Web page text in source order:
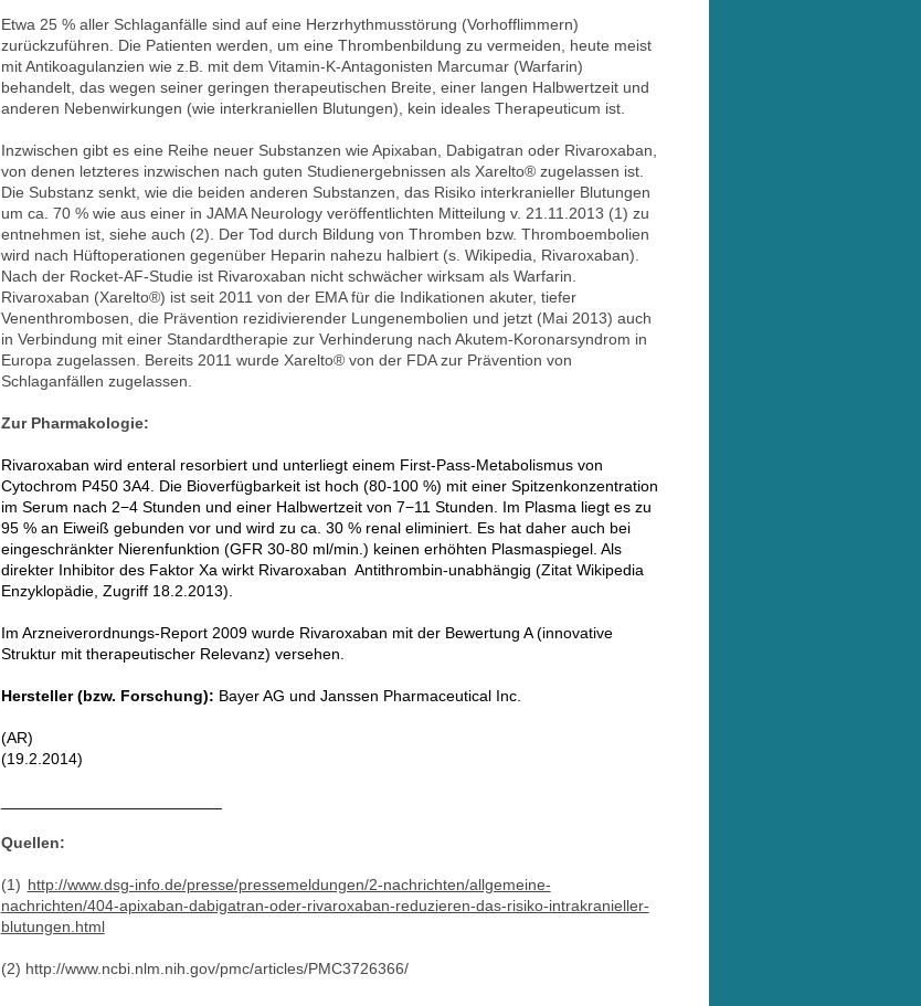
Etwa 25 % aller Schlaganfälle sind auf eine Herzrhythmusstörung (Vorhofflimmern)
zurückzuführen. Die Patienten werden, um eine Thrombenbildung zu vermeiden, heute meist
mit Antikoagulanzien wie z.B. mit dem Vitamin-K-Antagonisten Marcumar (Warfarin)
behandelt, das wegen seiner geringen therapeutischen Breite, einer langen Halbwertzeit und
anderen Nebenwirkungen (wie interkraniellen Blutungen), kein ideales Therapeuticum ist.
Inzwischen gibt es eine Reihe neuer Substanzen wie Apixaban, Dabigatran oder Rivaroxaban,
von denen letzteres inzwischen nach guten Studienergebnissen als Xarelto® zugelassen ist.
Die Substanz senkt, wie die beiden anderen Substanzen, das Risiko interkranieller Blutungen
um ca. 70 % wie aus einer in JAMA Neurology veröffentlichten Mitteilung v. 21.11.2013 (1) zu
entnehmen ist, siehe auch (2). Der Tod durch Bildung von Thromben bzw. Thromboembolien
wird nach Hüftoperationen gegenüber Heparin nahezu halbiert (s. Wikipedia, Rivaroxaban).
Nach der Rocket-AF-Studie ist Rivaroxaban nicht schwächer wirksam als Warfarin.
Rivaroxaban (Xarelto®) ist seit 2011 von der EMA für die Indikationen akuter, tiefer
Venenthrombosen, die Prävention rezidivierender Lungenembolien und jetzt (Mai 2013) auch
in Verbindung mit einer Standardtherapie zur Verhinderung nach Akutem-Koronarsyndrom in
Europa zugelassen. Bereits 2011 wurde Xarelto® von der FDA zur Prävention von
Schlaganfällen zugelassen.
Zur Pharmakologie:
Rivaroxaban wird enteral resorbiert und unterliegt einem First-Pass-Metabolismus von
Cytochrom P450 3A4. Die Bioverfügbarkeit ist hoch (80-100 %) mit einer Spitzenkonzentration
im Serum nach 2−4 Stunden und einer Halbwertzeit von 7−11 Stunden. Im Plasma liegt es zu
95 % an Eiweiß gebunden vor und wird zu ca. 30 % renal eliminiert. Es hat daher auch bei
eingeschränkter Nierenfunktion (GFR 30-80 ml/min.) keinen erhöhten Plasmaspiegel. Als
direkter Inhibitor des Faktor Xa wirkt Rivaroxaban Antithrombin-unabhängig (Zitat Wikipedia
Enzyklopädie, Zugriff 18.2.2013).
Im Arzneiverordnungs-Report 2009 wurde Rivaroxaban mit der Bewertung A (innovative
Struktur mit therapeutischer Relevanz) versehen.
Hersteller (bzw. Forschung): Bayer AG und Janssen Pharmaceutical Inc.
(AR)
(19.2.2014)
Quellen:
(1) http://www.dsg-info.de/presse/pressemeldungen/2-nachrichten/allgemeine-
nachrichten/404-apixaban-dabigatran-oder-rivaroxaban-reduzieren-das-risiko-intrakranieller-
blutungen.html
(2) http://www.ncbi.nlm.nih.gov/pmc/articles/PMC3726366/